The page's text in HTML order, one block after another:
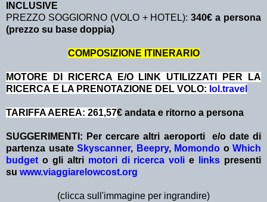
INCLUSIVE
PREZZO SOGGIORNO (VOLO + HOTEL):340€ a persona
(prezzo su base doppia)
COMPOSIZIONE ITINERARIO
MOTORE DI RICERCA E/O LINK UTILIZZATI PER LA
RICERCA E LA PRENOTAZIONE DEL VOLO: lol.travel
TARIFFA AEREA: 261,57€ andata e ritorno a persona
SUGGERIMENTI: Per cercare altri aeroporti e/o date di
partenza usate Skyscanner, Beepry, Momondo o Which
budget o gli altri motori di ricerca voli e links presenti
su www.viaggiarelowcost.org
(clicca sull'immagine per ingrandire)